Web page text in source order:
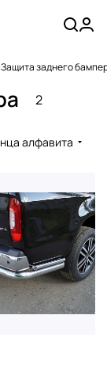
Защита заднего
2
алфавита